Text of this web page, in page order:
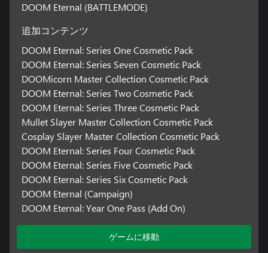
DOOM Eternal (BATTLEMODE)
追加コンテンツ
DOOM Eternal: Series One Cosmetic Pack
DOOM Eternal: Series Seven Cosmetic Pack
DOOMicorn Master Collection Cosmetic Pack
DOOM Eternal: Series Two Cosmetic Pack
DOOM Eternal: Series Three Cosmetic Pack
Mullet Slayer Master Collection Cosmetic Pack
Cosplay Slayer Master Collection Cosmetic Pack
DOOM Eternal: Series Four Cosmetic Pack
DOOM Eternal: Series Five Cosmetic Pack
DOOM Eternal: Series Six Cosmetic Pack
DOOM Eternal (Campaign)
DOOM Eternal: Year One Pass (Add On)
ゲームに移動